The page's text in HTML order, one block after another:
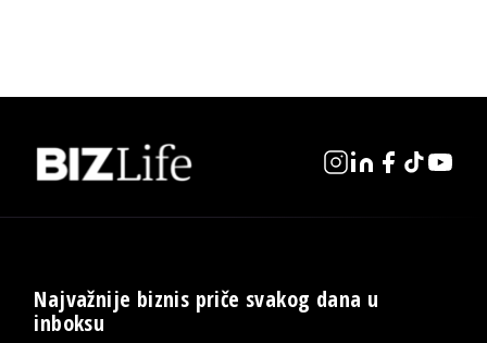
Najvažnije biznis priče svakog dana u
inboksu